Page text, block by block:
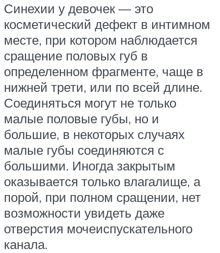
Синехии у девочек — это
косметический дефект в интимном
месте, при котором наблюдается
сращение половых губ в
определенном фрагменте, чаще в
нижней трети, или по всей длине.
Соединяться могут не только
малые половые губы, но и
большие, в некоторых случаях
малые губы соединяются с
большими. Иногда закрытым
оказывается только влагалище, а
порой, при полном сращении, нет
возможности увидеть даже
отверстия мочеиспускательного
канала.